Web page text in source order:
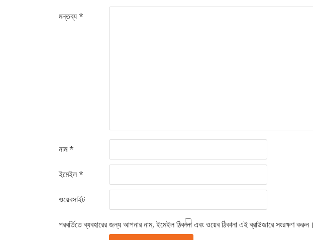
মন্তব্য*
নাম*
ইমেইল*
ওয়েবসাইট
পরবর্তিতে ব্যবহারের জন্য আপনার নাম, ইমেইল ঠিকানা এবং ওয়েব ঠিকানা এই ব্রাউজারে সংরক্ষণ করুন।